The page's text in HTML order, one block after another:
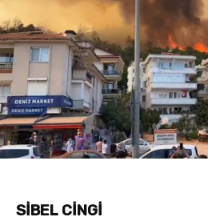
SİBEL CİNGİ